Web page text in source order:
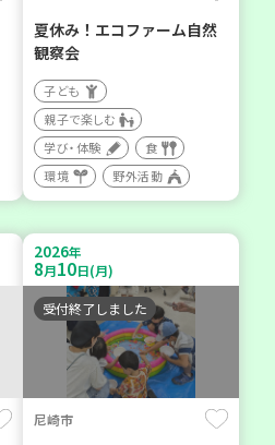
夏休み！エコファーム自然
観察会
子ども
親子で楽しむ
学び・体験
食
環境
野外活動
2026年
8月10日(月)
受付終了しました
尼崎市